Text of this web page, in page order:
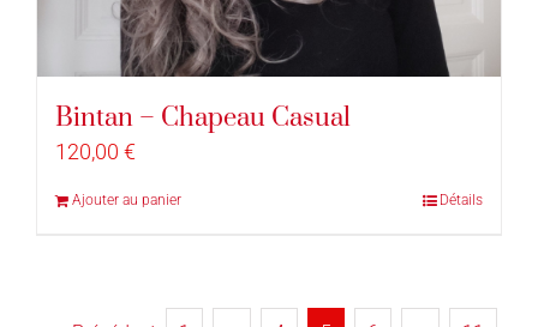
Bintan – Chapeau Casual
120,00 €
Ajouter au panier Détails